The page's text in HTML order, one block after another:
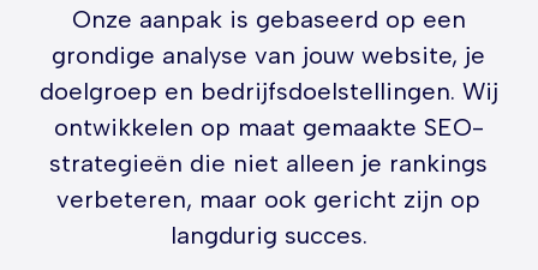
Onze aanpak is gebaseerd op een
grondige analyse van jouw website, je
doelgroep en bedrijfsdoelstellingen. Wij
ontwikkelen op maat gemaakte SEO-
strategieën die niet alleen je rankings
verbeteren, maar ook gericht zijn op
langdurig succes.